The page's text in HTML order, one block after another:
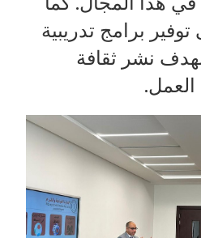
برامج تدريبية
نشر ثقافة